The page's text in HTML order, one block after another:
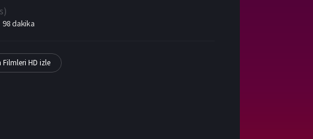
)
98 dakika
Filmleri HD izle